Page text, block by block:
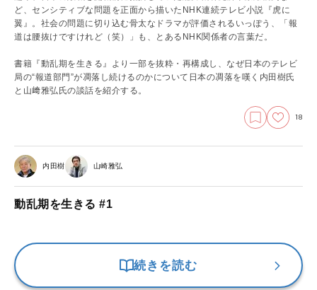
ど、センシティブな問題を正面から描いたNHK連続テレビ小説『虎に
翼』。社会の問題に切り込む骨太なドラマが評価されるいっぽう、「報
道は腰抜けですけれど（笑）」も、とあるNHK関係者の言葉だ。
書籍『動乱期を生きる』より一部を抜粋・再構成し、なぜ日本のテレビ
局の“報道部門”が凋落し続けるのかについて日本の凋落を嘆く内田樹氏
と山﨑雅弘氏の談話を紹介する。
18
内田樹 山崎雅弘
動乱期を生きる #1
続きを読む